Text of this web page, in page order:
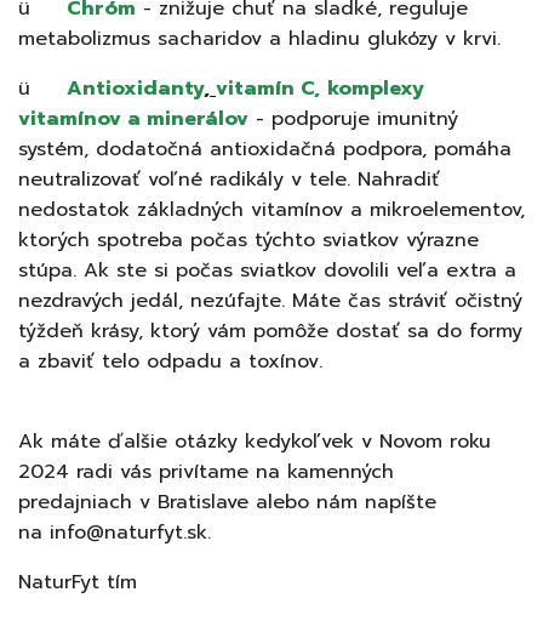
ü Chróm - znižuje chuť na sladké, reguluje
metabolizmus sacharidov a hladinu glukózy v krvi.
ü Antioxidanty, vitamín C, komplexy
vitamínov a minerálov - podporuje imunitný
systém, dodatočná antioxidačná podpora, pomáha
neutralizovať voľné radikály v tele. Nahradiť
nedostatok základných vitamínov a mikroelementov,
ktorých spotreba počas týchto sviatkov výrazne
stúpa. Ak ste si počas sviatkov dovolili veľa extra a
nezdravých jedál, nezúfajte. Máte čas stráviť očistný
týždeň krásy, ktorý vám pomôže dostať sa do formy
a zbaviť telo odpadu a toxínov.
Ak máte ďalšie otázky kedykoľvek v Novom roku
2024 radi vás privítame na kamenných
predajniach v Bratislave alebo nám napíšte
na info@naturfyt.sk.
NaturFyt tím